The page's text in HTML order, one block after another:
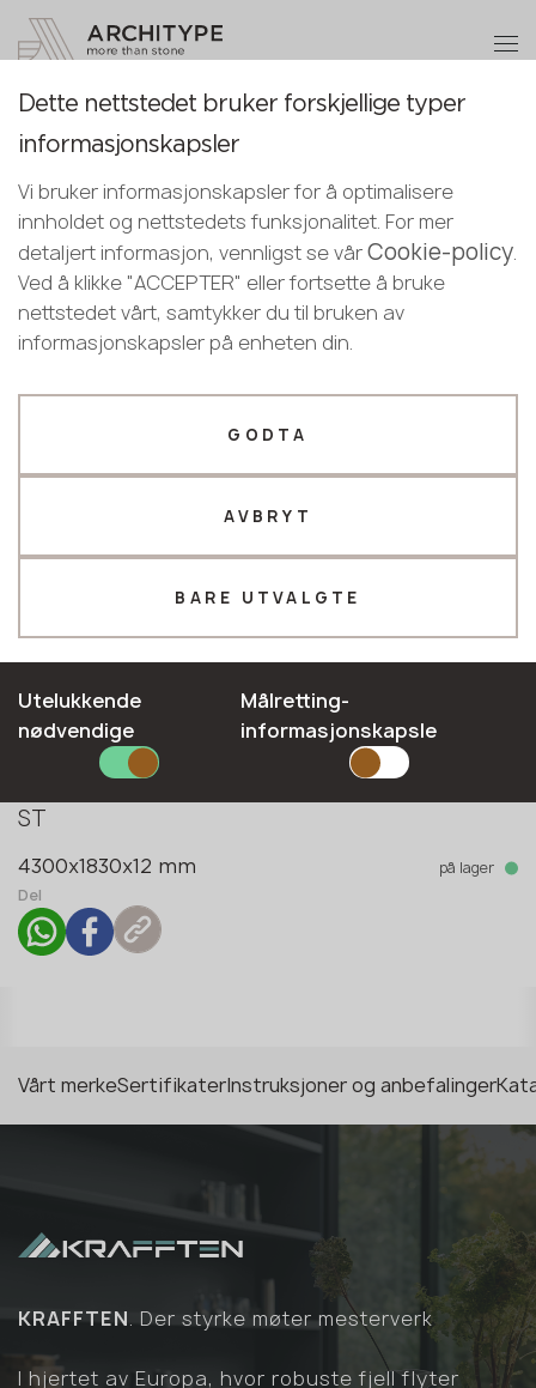
English
Norwegian
+48 22 602 20 22
Bli en partner
KS203 Pearl Pattern
KRAFFTEN
Kolleksjon
Monochrome decors
ST
4300x1830x12 mm
på lager
Del
Vårt merkeSertifikaterInstruksjoner og anbefalinger
KRAFFTEN. Der styrke møter mesterverk
I hjertet av Europa, hvor robuste fjell flyter
Bli en partner
Legg igjen dine opplysninger eller ring
oss
+48 22 602 20 22
Din bedriftsprofil
E-mail*
SEND INN SØKNADEN DIN
Takk!
våre ledere vil kontakte deg snart
Dette nettstedet bruker forskjellige typer
informasjonskapsler
Vi bruker informasjonskapsler for å optimalisere
innholdet og nettstedets funksjonalitet. For mer
detaljert informasjon, vennligst se vårCookie-policy.
Ved å klikke "ACCEPTER" eller fortsette å bruke
nettstedet vårt, samtykker du til bruken av
informasjonskapsler på enheten din.
BARE UTVALGTE
AVBRYT
GODTA
Utelukkende
nødvendige
Målretting-
informasjonskapsle